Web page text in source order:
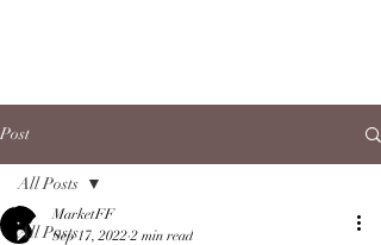
Post
All Posts
All Posts
MarketFF
Sep 17, 2022 2 min read